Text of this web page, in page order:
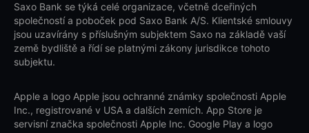
Saxo Bank se týká celé organizace, včetně dceřiných
společností a poboček pod Saxo Bank A/S. Klientské smlouvy
jsou uzavírány s příslušným subjektem Saxo na základě vaší
země bydliště a řídí se platnými zákony jurisdikce tohoto
subjektu.
Apple a logo Apple jsou ochranné známky společnosti Apple
Inc., registrované v USA a dalších zemích. App Store je
servisní značka společnosti Apple Inc. Google Play a logo